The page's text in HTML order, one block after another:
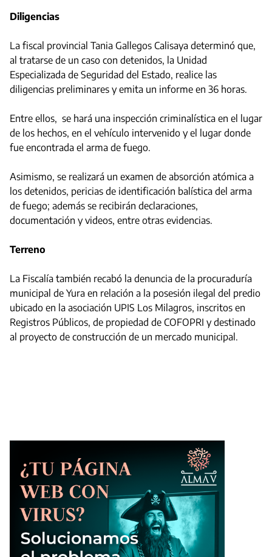
Diligencias
La fiscal provincial Tania Gallegos Calisaya determinó que,
al tratarse de un caso con detenidos, la Unidad
Especializada de Seguridad del Estado, realice las
diligencias preliminares y emita un informe en 36 horas.
Entre ellos, se hará una inspección criminalística en el lugar
de los hechos, en el vehículo intervenido y el lugar donde
fue encontrada el arma de fuego.
Asimismo, se realizará un examen de absorción atómica a
los detenidos, pericias de identificación balística del arma
de fuego; además se recibirán declaraciones,
documentación y videos, entre otras evidencias.
Terreno
La Fiscalía también recabó la denuncia de la procuraduría
municipal de Yura en relación a la posesión ilegal del predio
ubicado en la asociación UPIS Los Milagros, inscritos en
Registros Públicos, de propiedad de COFOPRI y destinado
al proyecto de construcción de un mercado municipal.